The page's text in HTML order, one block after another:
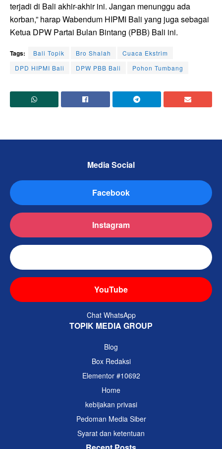
terjadi di Bali akhir-akhir ini. Jangan menunggu ada
korban,” harap Wabendum HIPMI Bali yang juga sebagai
Ketua DPW Partai Bulan Bintang (PBB) Bali ini.
Tags: Bali Topik Bro Shalah
Cuaca Ekstrim
DPD HIPMI Bali
DPW PBB Bali Pohon Tumbang
Media Social
Facebook
Instagram
YouTube
Chat WhatsApp
TOPIK MEDIA GROUP
Blog
Box Redaksi
Elementor #10692
Home
kebijakan privasi
Pedoman Media Siber
Syarat dan ketentuan